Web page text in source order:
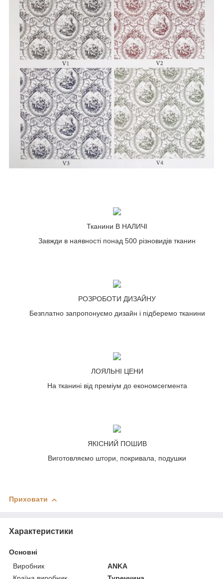
Тканини В НАЛИЧІ
Завжди в наявності понад 500 різновидів тканин
РОЗРОБОТИ ДИЗАЙНУ
Безплатно запропонуємо дизайн і підберемо тканини
ЛОЯЛЬНІ ЦЕНИ
На тканині від преміум до економсегмента
ЯКІСНИЙ ПОШИВ
Виготовляємо штори, покривала, подушки
Приховати
Характеристики
Основні
Виробник
ANKA